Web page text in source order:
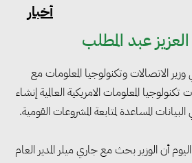
أخبار
عبد المطلب
الاتصالات وتكنولوجيا المعلومات مع
المعلومات الامريكية العالمية إنشاء
المساعدة لمتابعة المشروعات القومية.
أن الوزير بحث مع جاري ميلر المدير العام